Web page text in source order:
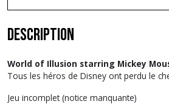
Description
World of Illusion starring Mickey
Tous les héros de Disney ont perdu le
Jeu incomplet (notice manquante)